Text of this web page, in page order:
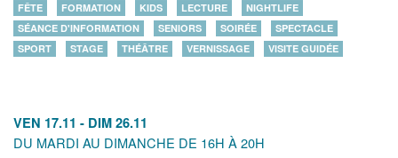
FÊTE
FORMATION KIDS LECTURE
NIGHTLIFE
SÉANCE D'INFORMATION
SENIORS SOIRÉE
SPECTACLE
SPORT
STAGE THÉÂTRE VERNISSAGE VISITE GUIDÉE
VEN 17.11 - DIM 26.11
DU MARDI AU DIMANCHE DE 16H À 20H